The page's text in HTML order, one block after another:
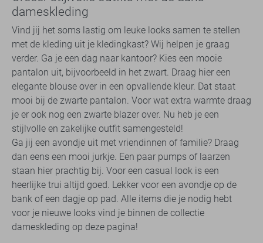
dameskleding
Vind jij het soms lastig om leuke looks samen te stellen
met de kleding uit je kledingkast? Wij helpen je graag
verder. Ga je een dag naar kantoor? Kies een mooie
pantalon uit, bijvoorbeeld in het zwart. Draag hier een
elegante blouse over in een opvallende kleur. Dat staat
mooi bij de zwarte pantalon. Voor wat extra warmte draag
je er ook nog een zwarte blazer over. Nu heb je een
stijlvolle en zakelijke outfit samengesteld!
Ga jij een avondje uit met vriendinnen of familie? Draag
dan eens een mooi jurkje. Een paar pumps of laarzen
staan hier prachtig bij. Voor een casual look is een
heerlijke trui altijd goed. Lekker voor een avondje op de
bank of een dagje op pad. Alle items die je nodig hebt
voor je nieuwe looks vind je binnen de collectie
dameskleding op deze pagina!